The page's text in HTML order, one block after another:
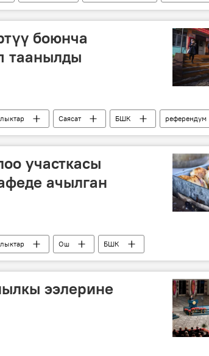
"Водафон Арена" стадионундагы жардыруу
боюнча
таанылды
Саясат БШК
референдум
киргизүү
участкасы
ачылган
Ош
БШК
референдум
самса
жолу менен Конституцияга өзгөртүүлөрдү киргизүү
ээлерине